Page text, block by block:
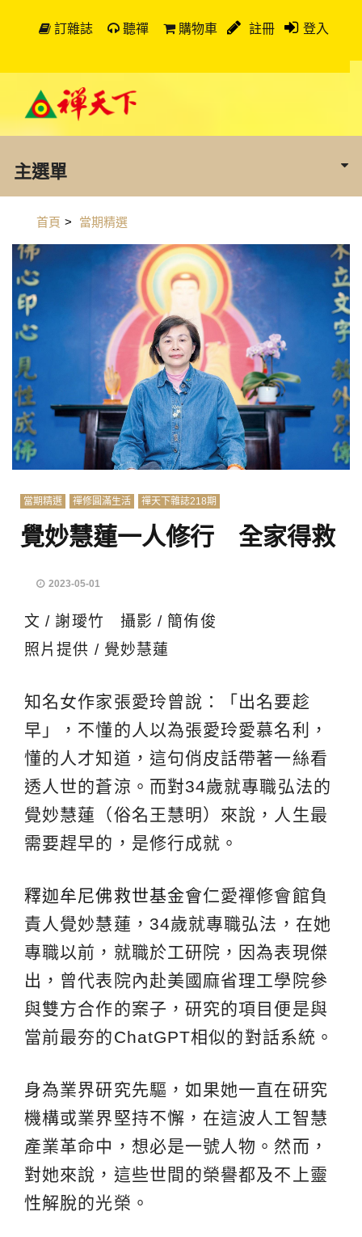
訂雜誌 聽禪 購物車 註冊 登入
主選單
首頁 > 當期精選
當期精選 禪修圓滿生活 禪天下雜誌218期
覺妙慧蓮一人修行 全家得救
2023-05-01
文 / 謝璦竹 攝影 / 簡侑俊
照片提供 / 覺妙慧蓮
知名女作家張愛玲曾說：「出名要趁
早」，不懂的人以為張愛玲愛慕名利，
懂的人才知道，這句俏皮話帶著一絲看
透人世的蒼涼。而對34歲就專職弘法的
覺妙慧蓮（俗名王慧明）來說，人生最
需要趕早的，是修行成就。
釋迦牟尼佛救世基金會仁愛禪修會館負
責人覺妙慧蓮，34歲就專職弘法，在她
專職以前，就職於工研院，因為表現傑
出，曾代表院內赴美國麻省理工學院參
與雙方合作的案子，研究的項目便是與
當前最夯的ChatGPT相似的對話系統。
身為業界研究先驅，如果她一直在研究
機構或業界堅持不懈，在這波人工智慧
產業革命中，想必是一號人物。然而，
對她來說，這些世間的榮譽都及不上靈
性解脫的光榮。